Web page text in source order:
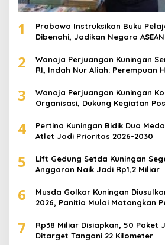
1
Prabowo Instruksikan Buku
Dibenahi, Jadikan Negara
2
Wanoja Perjuangan Kuningan
RI, Indah Nur Aliah: Perempuan
3
Wanoja Perjuangan Kuningan
Organisasi, Dukung Kegiatan
4
Pertina Kuningan Bidik Dua
Atlet Jadi Prioritas 2026-2030
5
Lift Gedung Setda Kuningan
Anggaran Naik Jadi Rp1,2 Miliar
6
Musda Golkar Kuningan
2026, Panitia Mulai Matangkan
7
Rp38 Miliar Disiapkan, 50 Paket
Ditarget Tangani 22 Kilometer